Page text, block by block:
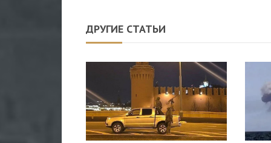
ДРУГИЕ СТАТЬИ